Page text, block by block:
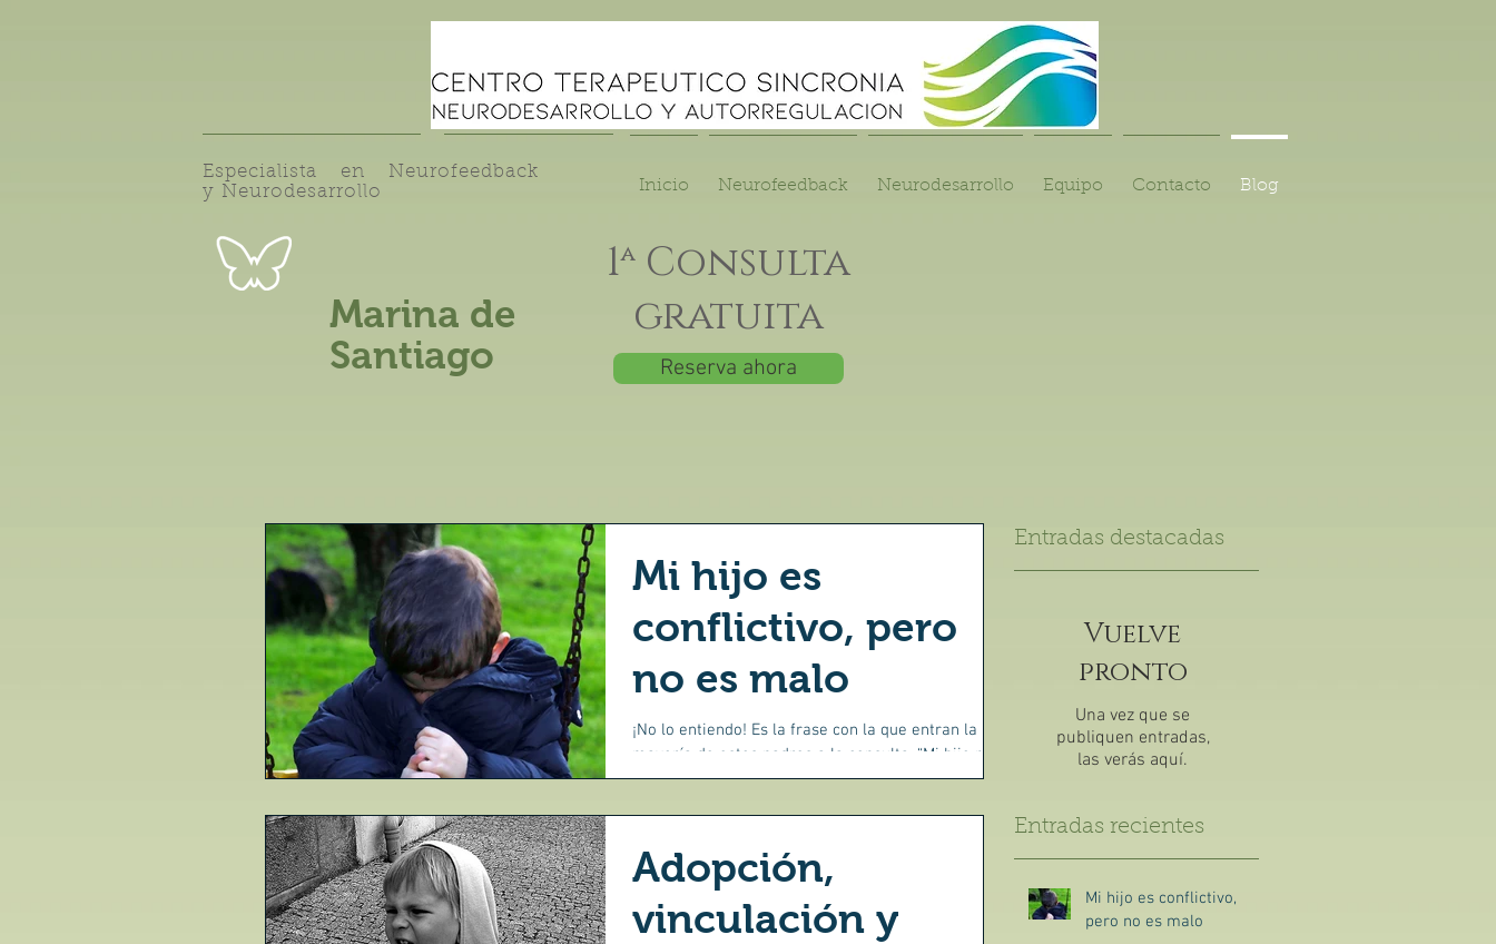
Inicio Neurofeedback Neurodesarrollo Equipo Contacto Blog
Especialista en Neurofeedback
y Neurodesarrollo
Marina de
Santiago
1ª Consulta
gratuita
Reserva ahora
Mi hijo es
conflictivo, pero
no es malo
¡No lo entiendo! Es la frase con la que entran la
mayoría de estos padres a la consulta. “Mi hijo no
para quieto, es muy impulsivo,...
Adopción,
vinculación y
Entradas destacadas
Vuelve
pronto
Una vez que se
publiquen entradas,
las verás aquí.
Entradas recientes
Mi hijo es conflictivo,
pero no es malo